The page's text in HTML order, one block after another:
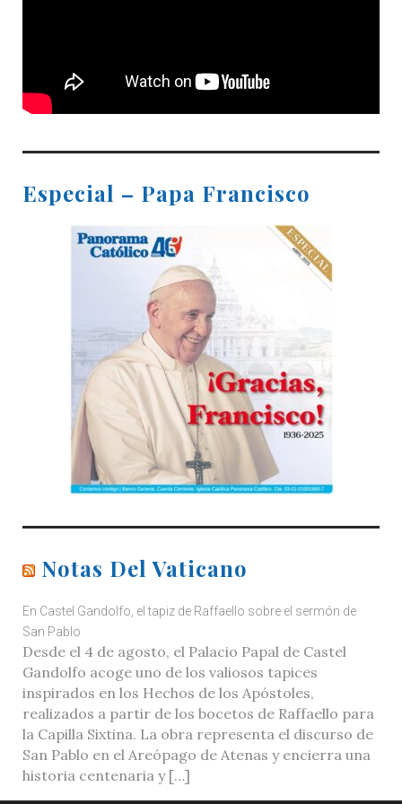
Especial – Papa Francisco
Notas Del Vaticano
En Castel Gandolfo, el tapiz de Raffaello sobre el sermón de
San Pablo
Desde el 4 de agosto, el Palacio Papal de Castel
Gandolfo acoge uno de los valiosos tapices
inspirados en los Hechos de los Apóstoles,
realizados a partir de los bocetos de Raffaello para
la Capilla Sixtina. La obra representa el discurso de
San Pablo en el Areópago de Atenas y encierra una
historia centenaria y […]